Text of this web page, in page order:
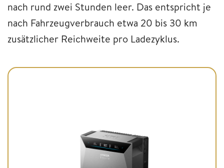
nach rund zwei Stunden leer. Das entspricht je
nach Fahrzeugverbrauch etwa 20 bis 30 km
zusätzlicher Reichweite pro Ladezyklus.